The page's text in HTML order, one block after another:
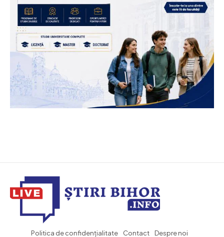
Politica de confidențialitate Contact Despre noi